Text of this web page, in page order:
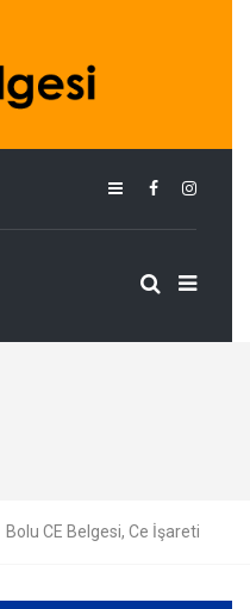
Bolu CE Belgesi, Ce İşareti